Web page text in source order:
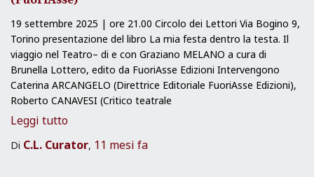
19 settembre 2025 | ore 21.00 Circolo dei Lettori Via Bogino 9,
Torino presentazione del libro La mia festa dentro la testa. Il
viaggio nel Teatro– di e con Graziano MELANO a cura di
Brunella Lottero, edito da FuoriAsse Edizioni Intervengono
Caterina ARCANGELO (Direttrice Editoriale FuoriAsse Edizioni),
Roberto CANAVESI (Critico teatrale
Leggi tutto
Di C.L. Curator, 11 mesi fa